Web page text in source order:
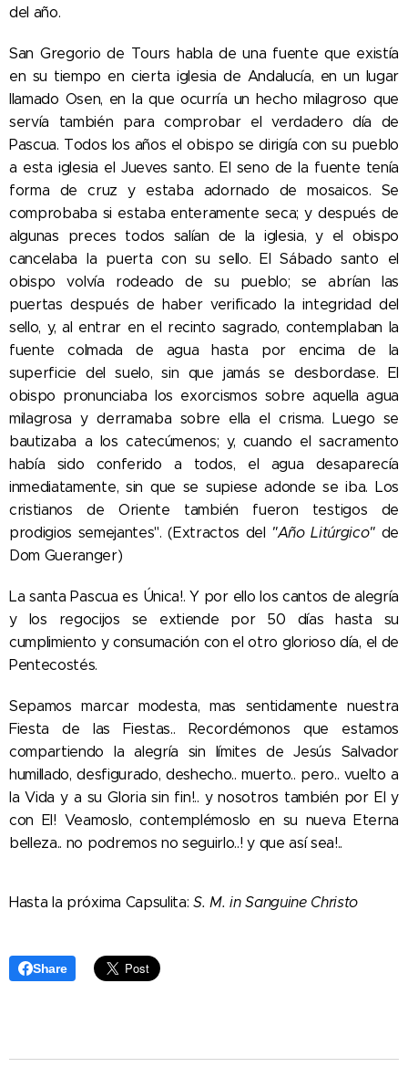
del año.
San Gregorio de Tours habla de una fuente que existía
en su tiempo en cierta iglesia de Andalucía, en un lugar
llamado Osen, en la que ocurría un hecho milagroso que
servía también para comprobar el verdadero día de
Pascua. Todos los años el obispo se dirigía con su pueblo
a esta iglesia el Jueves santo. El seno de la fuente tenía
forma de cruz y estaba adornado de mosaicos. Se
comprobaba si estaba enteramente seca; y después de
algunas preces todos salían de la iglesia, y el obispo
cancelaba la puerta con su sello. El Sábado santo el
obispo volvía rodeado de su pueblo; se abrían las
puertas después de haber verificado la integridad del
sello, y, al entrar en el recinto sagrado, contemplaban la
fuente colmada de agua hasta por encima de la
superficie del suelo, sin que jamás se desbordase. El
obispo pronunciaba los exorcismos sobre aquella agua
milagrosa y derramaba sobre ella el crisma. Luego se
bautizaba a los catecúmenos; y, cuando el sacramento
había sido conferido a todos, el agua desaparecía
inmediatamente, sin que se supiese adonde se iba. Los
cristianos de Oriente también fueron testigos de
prodigios semejantes". (Extractos del "Año Litúrgico" de
Dom Gueranger)
La santa Pascua es Única!. Y por ello los cantos de alegría
y los regocijos se extiende por 50 días hasta su
cumplimiento y consumación con el otro glorioso día, el de
Pentecostés.
Sepamos marcar modesta, mas sentidamente nuestra
Fiesta de las Fiestas.. Recordémonos que estamos
compartiendo la alegría sin límites de Jesús Salvador
humillado, desfigurado, deshecho.. muerto.. pero.. vuelto a
la Vida y a su Gloria sin fin!.. y nosotros también por El y
con El! Veamoslo, contemplémoslo en su nueva Eterna
belleza.. no podremos no seguirlo..! y que así sea!..
Hasta la próxima Capsulita:S. M. in Sanguine Christo
Share